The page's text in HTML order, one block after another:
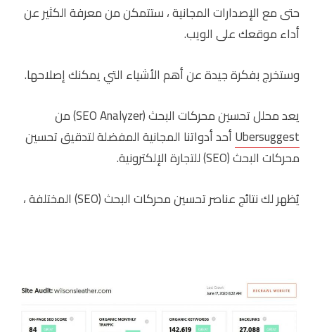
حتى مع الإصدارات المجانية ، ستتمكن من معرفة الكثير عن
أداء موقعك على الويب.
وستخرج بفكرة جيدة عن أهم الأشياء التي يمكنك إصلاحها.
يعد محلل تحسين محركات البحث (SEO Analyzer) من
Ubersuggestأحد أدواتنا المجانية المفضلة لتدقيق تحسين
محركات البحث (SEO) للتجارة الإلكترونية.
يُظهر لك نتائج عناصر تحسين محركات البحث (SEO) المختلفة ،